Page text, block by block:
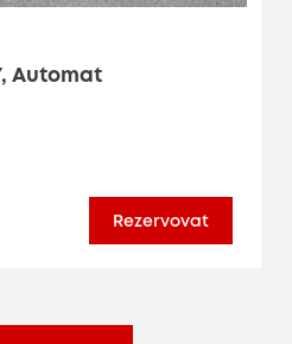
Automat
Rezervovat